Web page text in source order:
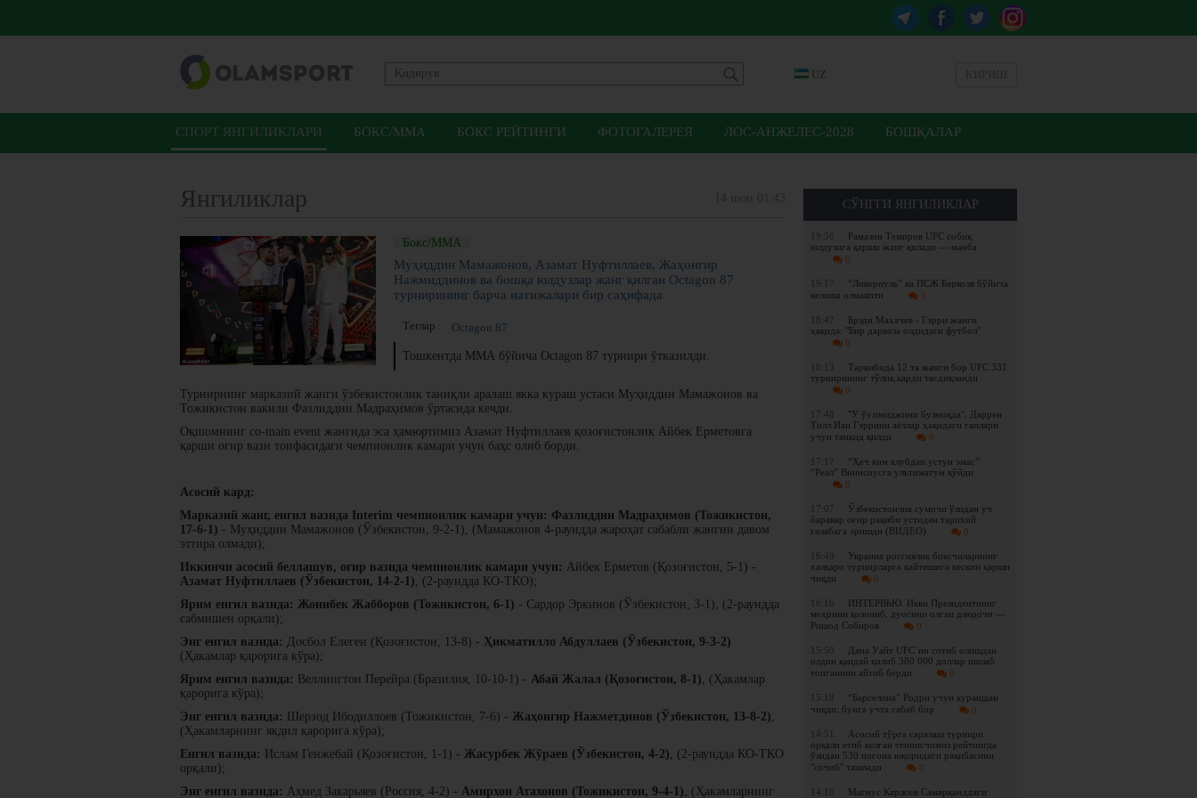
UZ
СПОРТ ЯНГИЛИКЛАРИ БОКС/ММА БОКС РЕЙТИНГИ ФОТОГАЛЕРЕЯ ЛОС-АНЖЕЛЕС-2028 БОШҚАЛАР
СЎНГГИ ЯНГИЛИКЛАР
19:56
Рамазон Темиров UFC собиқ
юлдузига қарши жанг қилади — манба
0
19:17
“Ливерпуль” ва ПСЖ Барколя бўйича
келиша олмаяпти
0
18:47
Брэди Махачев - Гэрри жанги
ҳақида: "Бир дарвоза олдидаги футбол"
0
18:13
Таркибида 12 та жанги бор UFC 331
турнирининг тўлиқ карди тасдиқланди
0
17:48
"У ўз имиджини бузмоқда". Даррен
Тилл Иан Гэррини аёллар ҳақидаги гаплари
учун танқид қилди
0
17:17
“Ҳеч ким клубдан устун эмас”:
“Реал” Винисиусга ультиматум қўйди
0
17:07
Ўзбекистонлик сумочи ўзидан уч
баравар оғир рақиби устидан тарихий
ғалабага эришди (ВИДЕО)
0
16:49
Украина россиялик боксчиларнинг
халқаро турнирларга қайтишига кескин қарши
чиқди
0
16:16
ИНТЕРВЬЮ. Икки Президентнинг
меҳрини қозониб, дуосини олган дзюдочи —
Ришод Собиров
0
15:50
Дана Уайт UFC`ни сотиб олишдан
олдин қандай қилиб 380 000 доллар ишлаб
топганини айтиб берди
0
15:18
“Барселона” Родри учун курашдан
чиқди: бунга учта сабаб бор
0
14:51
Асосий тўрга саралаш турнири
орқали етиб келган теннисчимиз рейтингда
ўзидан 530 поғона юқоридаги рақибасини
"сочиб" ташлади
0
14:16
Магнус Карлсен Самарқанддаги
Янгиликлар
Бокс/ММА
Муҳиддин Мамажонов, Азамат Нуфтиллаев, Жаҳонгир
Нажмиддинов ва бошқа юлдузлар жанг қилган Octagon 87
турнирининг барча натижалари бир саҳифада
Теглар : Octagon 87
Тошкентда ММА бўйича Octagon 87 турнири ўтказилди.
Турнирнинг марказий жанги ўзбекистонлик таниқли аралаш якка кураш устаси Муҳиддин Мамажонов ва
Тожикистон вакили Фазлиддин Мадраҳимов ўртасида кечди.
Оқшомнинг co-main event жангида эса ҳамюртимиз Азамат Нуфтиллаев қозоғистонлик Айбек Ерметовга
қарши оғир вазн тоифасидаги чемпионлик камари учун баҳс олиб борди.
Асосий кард:
Марказий жанг, енгил вазнда Interim чемпионлик камари учун: Фазлиддин Мадраҳимов (Тожикистон,
17-6-1) - Муҳиддин Мамажонов (Ўзбекистон, 9-2-1), (Мамажонов 4-раундда жароҳат сабабли жангни давом
эттира олмади);
Иккинчи асосий беллашув, оғир вазнда чемпионлик камари учун: Айбек Ерметов (Қозоғистон, 5-1) -
Азамат Нуфтиллаев (Ўзбекистон, 14-2-1), (2-раундда КО-ТКО);
Ярим енгил вазнда: Жонибек Жабборов (Тожикистон, 6-1) - Сардор Эркинов (Ўзбекистон, 3-1), (2-раундда
сабмишен орқали);
Энг енгил вазнда: Досбол Елеген (Қозоғистон, 13-8) - Ҳикматилло Абдуллаев (Ўзбекистон, 9-3-2)
(Ҳакамлар қарорига кўра);
Ярим енгил вазнда: Веллингтон Перейра (Бразилия, 10-10-1) - Абай Жалал (Қозоғистон, 8-1), (Ҳакамлар
қарорига кўра);
Энг енгил вазнда: Шерзод Ибодиллоев (Тожикистон, 7-6) - Жаҳонгир Нажметдинов (Ўзбекистон, 13-8-2),
(Ҳакамларнинг якдил қарорига кўра);
Енгил вазнда: Ислам Генжебай (Қозоғистон, 1-1) - Жасурбек Жўраев (Ўзбекистон, 4-2), (2-раундда КО-ТКО
орқали);
Энг енгил вазнда: Аҳмед Закарьяев (Россия, 4-2) - Амирхон Атахонов (Тожикистон, 9-4-1), (Ҳакамларнинг